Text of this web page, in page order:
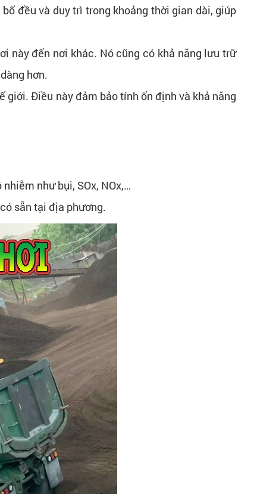
đều và duy trì trong khoảng thời gian dài, giúp
này đến nơi khác. Nó cũng có khả năng lưu trữ
hơn.
giới. Điều này đảm bảo tính ổn định và khả năng
như bụi, SOx, NOx,…
sẵn tại địa phương.